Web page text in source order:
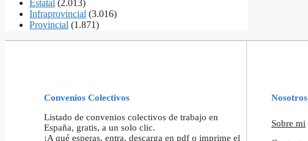
Estatal (2.013)
Infraprovincial (3.016)
Provincial (1.871)
Convenios Colectivos
Listado de convenios colectivos de trabajo en
España, gratis, a un solo clic.
¡A qué esperas, entra, descarga en pdf o imprime el
Nosotros
Sobre mi